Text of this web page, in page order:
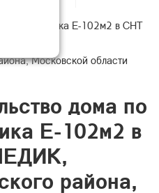
Мистика Е-102м2 в СНТ
Московской области
дома по
Е-102м2 в
района,